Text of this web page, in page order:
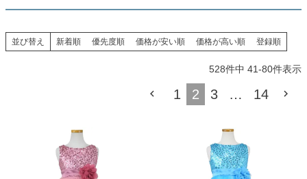
七五三着物 シューズ
Recital & Concours Wedding
フラワーガール・リングボーイ・ゲ
スト
03 Angel's Closetについて
レンタルの流れ
4ステップで簡単
あんしんパック
茨城県土浦市大町14-16-1F
10:00–18:00（完全予約制）
月曜日
並び替え 新着順 優先度順 価格が安い順 価格が高い順 登録順
528件中 41-80件表示
1 2 3 … 14